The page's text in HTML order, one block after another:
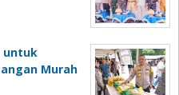
untuk
Murah